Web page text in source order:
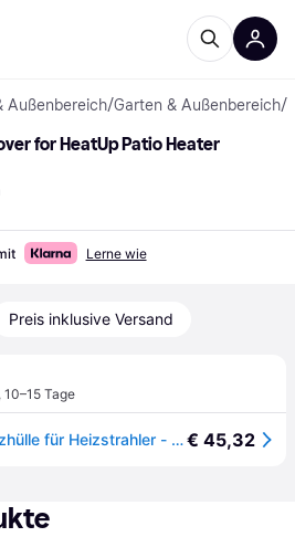
Außenbereich/Garten & Außenbereich/
for HeatUp Patio Heater
Lerne wie
Preis inklusive Versand
, 10–15 Tage
EVA Solo Heat Up Schutzhülle für Heizstrahler - schwarz€ 45,32